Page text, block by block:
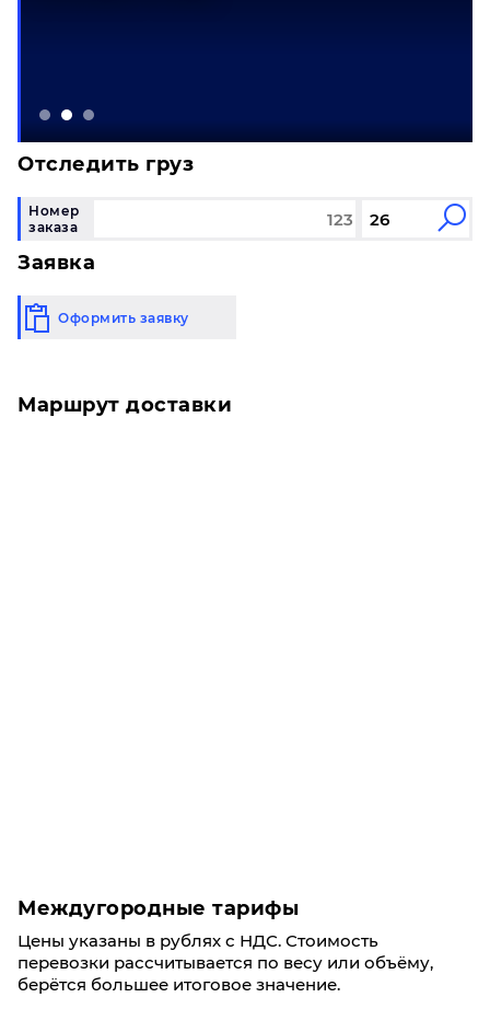
Отследить груз
Номер
заказа
Заявка
Оформить заявку
Маршрут доставки
Междугородные тарифы
Цены указаны в рублях с НДС. Стоимость
перевозки рассчитывается по весу или объёму,
берётся большее итоговое значение.